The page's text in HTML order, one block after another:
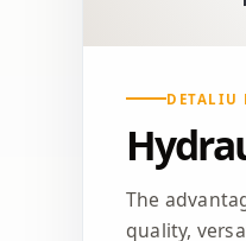
DETALIU
The
quality,